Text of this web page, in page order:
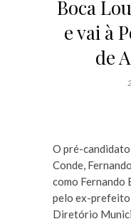
Boca
e vai à
de
O pré-
Conde,
como Fernando
pelo ex-prefeito
Diretório